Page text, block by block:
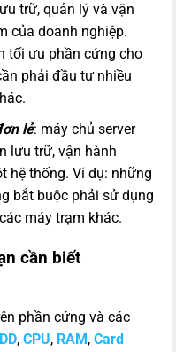
trữ, quản lý và vận
của doanh nghiệp.
tối ưu phần cứng cho
phải đầu tư nhiều
lẻ: máy chủ server
lưu trữ, vận hành
hệ thống. Ví dụ: những
bắt buộc phải sử dụng
máy trạm khác.
cần biết
phần cứng và các
, CPU, RAM, Card